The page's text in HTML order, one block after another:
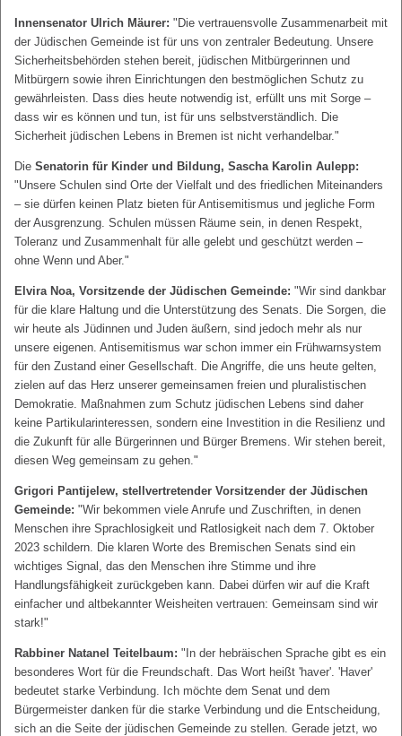
Innensenator Ulrich Mäurer: "Die vertrauensvolle Zusammenarbeit mit
der Jüdischen Gemeinde ist für uns von zentraler Bedeutung. Unsere
Sicherheitsbehörden stehen bereit, jüdischen Mitbürgerinnen und
Mitbürgern sowie ihren Einrichtungen den bestmöglichen Schutz zu
gewährleisten. Dass dies heute notwendig ist, erfüllt uns mit Sorge –
dass wir es können und tun, ist für uns selbstverständlich. Die
Sicherheit jüdischen Lebens in Bremen ist nicht verhandelbar."
Die Senatorin für Kinder und Bildung, Sascha Karolin Aulepp:
"Unsere Schulen sind Orte der Vielfalt und des friedlichen Miteinanders
– sie dürfen keinen Platz bieten für Antisemitismus und jegliche Form
der Ausgrenzung. Schulen müssen Räume sein, in denen Respekt,
Toleranz und Zusammenhalt für alle gelebt und geschützt werden –
ohne Wenn und Aber."
Elvira Noa, Vorsitzende der Jüdischen Gemeinde: "Wir sind dankbar
für die klare Haltung und die Unterstützung des Senats. Die Sorgen, die
wir heute als Jüdinnen und Juden äußern, sind jedoch mehr als nur
unsere eigenen. Antisemitismus war schon immer ein Frühwarnsystem
für den Zustand einer Gesellschaft. Die Angriffe, die uns heute gelten,
zielen auf das Herz unserer gemeinsamen freien und pluralistischen
Demokratie. Maßnahmen zum Schutz jüdischen Lebens sind daher
keine Partikularinteressen, sondern eine Investition in die Resilienz und
die Zukunft für alle Bürgerinnen und Bürger Bremens. Wir stehen bereit,
diesen Weg gemeinsam zu gehen."
Grigori Pantijelew, stellvertretender Vorsitzender der Jüdischen
Gemeinde: "Wir bekommen viele Anrufe und Zuschriften, in denen
Menschen ihre Sprachlosigkeit und Ratlosigkeit nach dem 7. Oktober
2023 schildern. Die klaren Worte des Bremischen Senats sind ein
wichtiges Signal, das den Menschen ihre Stimme und ihre
Handlungsfähigkeit zurückgeben kann. Dabei dürfen wir auf die Kraft
einfacher und altbekannter Weisheiten vertrauen: Gemeinsam sind wir
stark!"
Rabbiner Natanel Teitelbaum: "In der hebräischen Sprache gibt es ein
besonderes Wort für die Freundschaft. Das Wort heißt 'haver'. 'Haver'
bedeutet starke Verbindung. Ich möchte dem Senat und dem
Bürgermeister danken für die starke Verbindung und die Entscheidung,
sich an die Seite der jüdischen Gemeinde zu stellen. Gerade jetzt, wo